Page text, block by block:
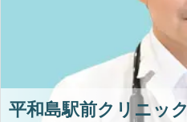
平和島駅前クリニック